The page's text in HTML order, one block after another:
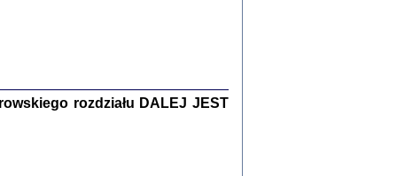
nr 15, R. 2019
Warszawa 2019
rozdziału DALEJ JEST